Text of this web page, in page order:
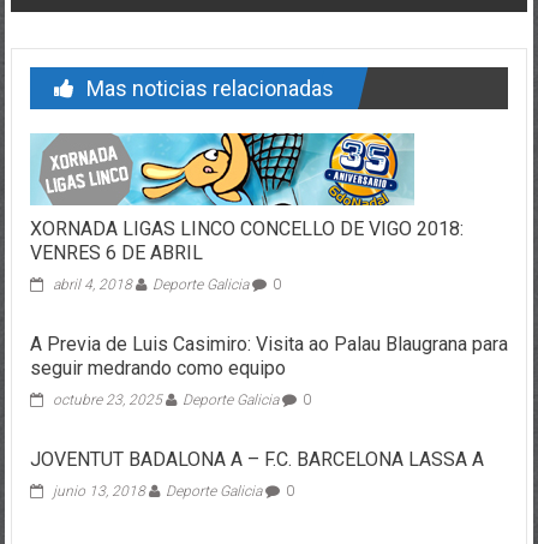
Mas noticias relacionadas
XORNADA LIGAS LINCO CONCELLO DE VIGO 2018:
VENRES 6 DE ABRIL
abril 4, 2018 Deporte Galicia 0
A Previa de Luis Casimiro: Visita ao Palau Blaugrana para
seguir medrando como equipo
octubre 23, 2025 Deporte Galicia 0
JOVENTUT BADALONA A – F.C. BARCELONA LASSA A
junio 13, 2018 Deporte Galicia 0